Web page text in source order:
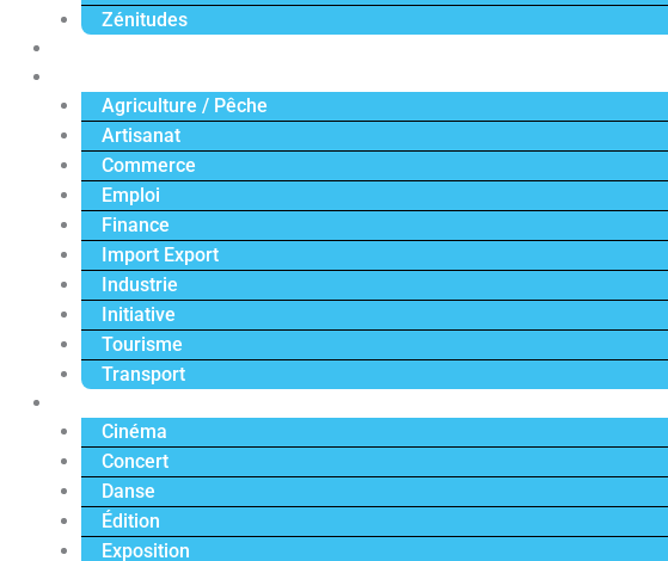
Zénitudes
Agriculture / Pêche
Artisanat
Commerce
Emploi
Finance
Import Export
Industrie
Initiative
Tourisme
Transport
Cinéma
Concert
Danse
Édition
Exposition